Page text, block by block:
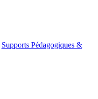
Supports Pédagogiques &